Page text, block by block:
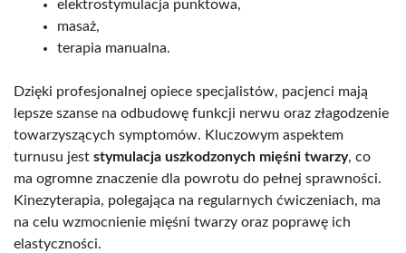
elektrostymulacja punktowa,
masaż,
terapia manualna.
Dzięki profesjonalnej opiece specjalistów, pacjenci mają
lepsze szanse na odbudowę funkcji nerwu oraz złagodzenie
towarzyszących symptomów. Kluczowym aspektem
turnusu jest stymulacja uszkodzonych mięśni twarzy, co
ma ogromne znaczenie dla powrotu do pełnej sprawności.
Kinezyterapia, polegająca na regularnych ćwiczeniach, ma
na celu wzmocnienie mięśni twarzy oraz poprawę ich
elastyczności.